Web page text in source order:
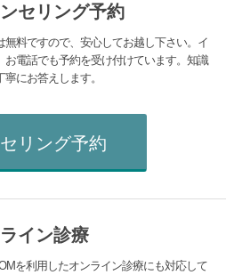
セリング予約
料ですので、安心してお越し下さい。イ
お電話でも予約を受け付けています。知識
にお答えします。
リング予約
イン診療
を利用したオンライン診療にも対応して